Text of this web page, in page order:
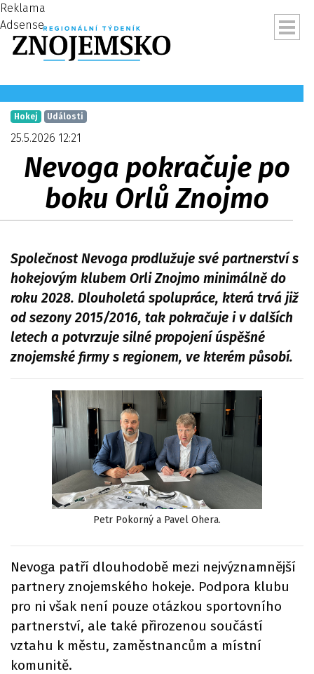
Reklama
Adsense
Hokej Události
25.5.2026 12:21
Nevoga pokračuje po
boku Orlů Znojmo
Společnost Nevoga prodlužuje své partnerství s
hokejovým klubem Orli Znojmo minimálně do
roku 2028. Dlouholetá spolupráce, která trvá již
od sezony 2015/2016, tak pokračuje i v dalších
letech a potvrzuje silné propojení úspěšné
znojemské firmy s regionem, ve kterém působí.
Petr Pokorný a Pavel Ohera.
Nevoga patří dlouhodobě mezi nejvýznamnější
partnery znojemského hokeje. Podpora klubu
pro ni však není pouze otázkou sportovního
partnerství, ale také přirozenou součástí
vztahu k městu, zaměstnancům a místní
komunitě.